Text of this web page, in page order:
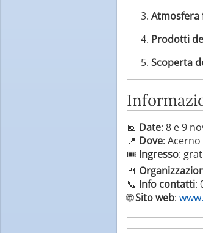
Atmosfera
Prodotti
Scoperta
📅 Date: 8 e 9
📍 Dove:
🎟 Ingresso:
🍴
📞 Info contatti:
🌐Sito web: